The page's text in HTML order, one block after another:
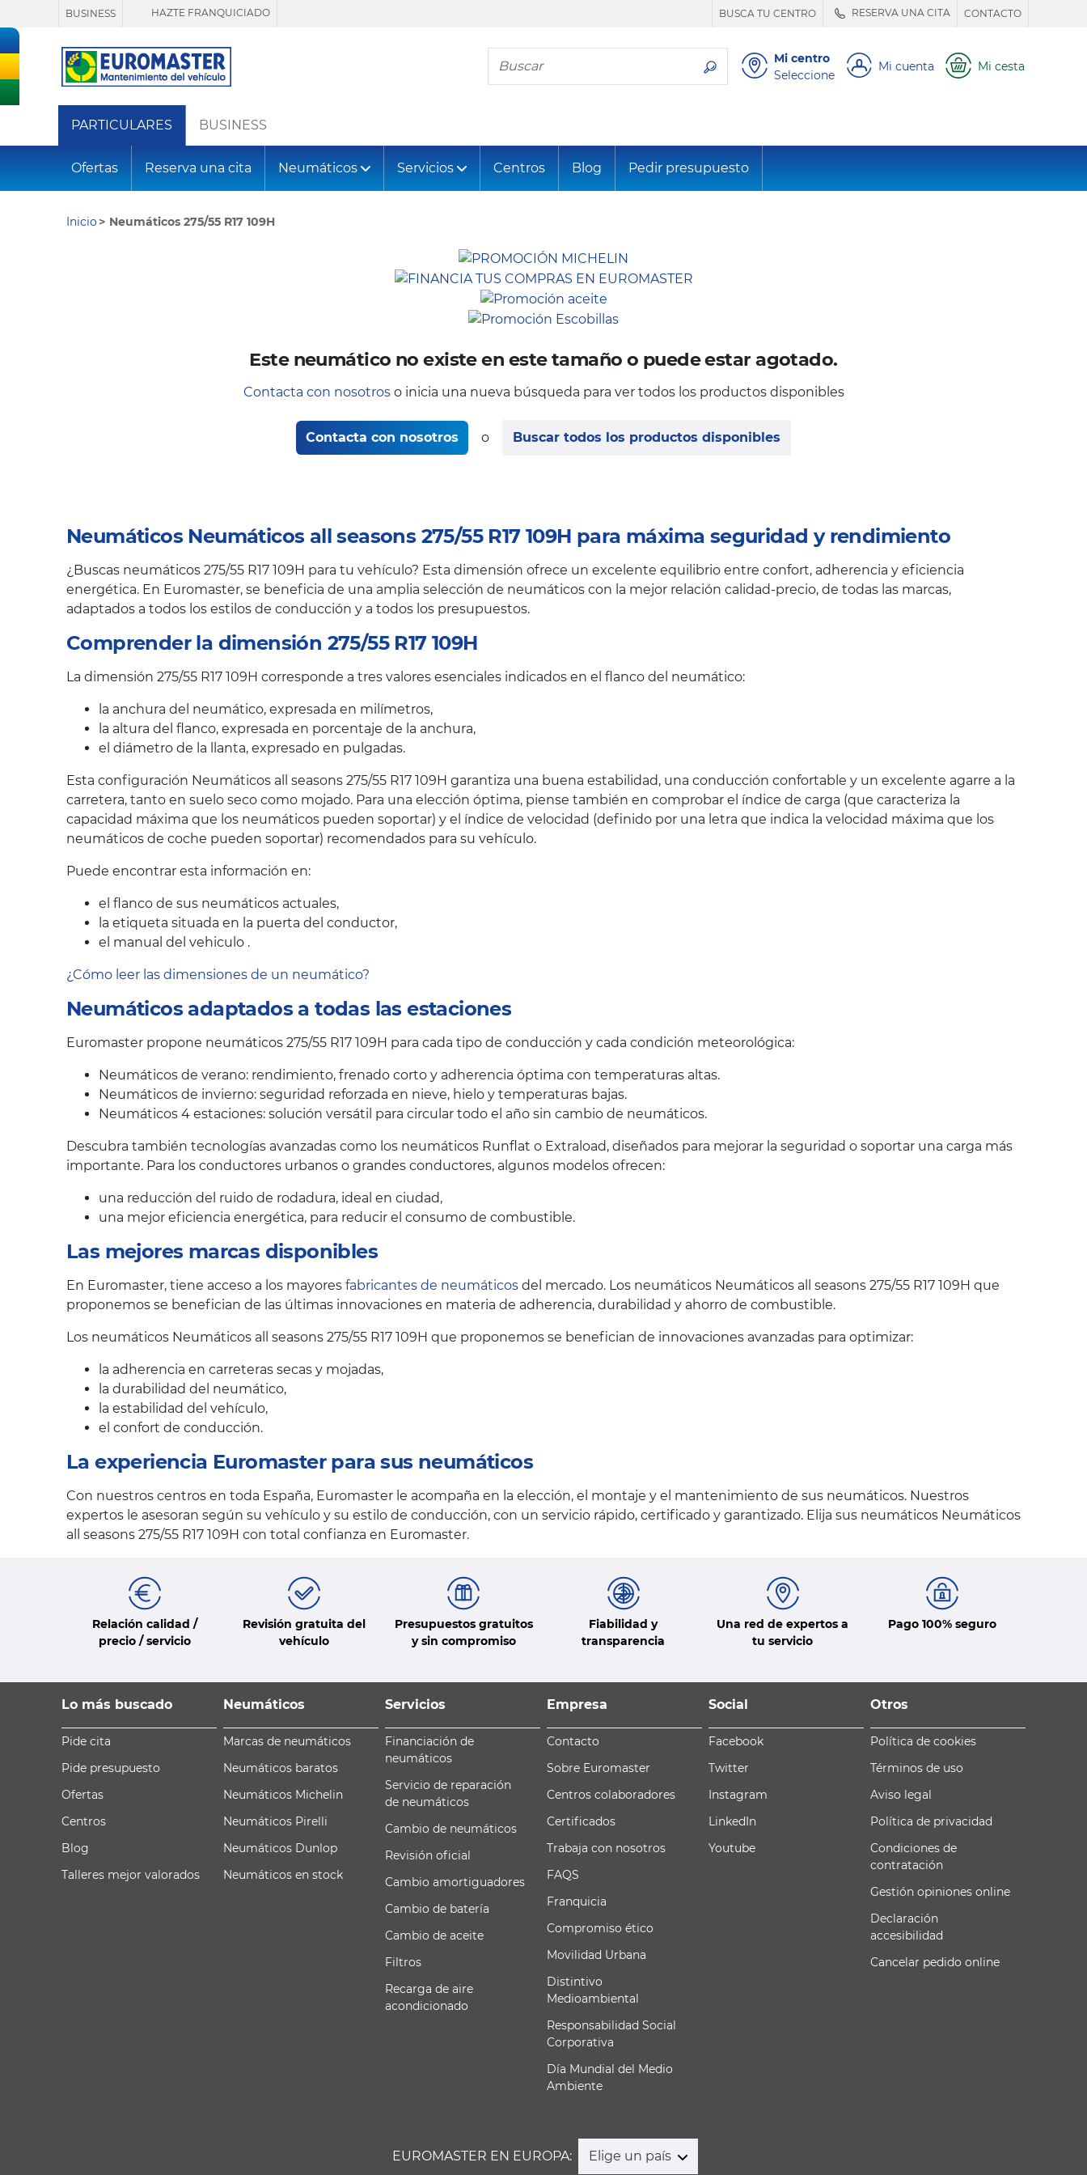
BUSINESS HAZTE FRANQUICIADO BUSCA TU CENTRO RESERVA UNA CITA CONTACTO
Busca tu neumático
Mi centro
Seleccione
Mi cuenta Mi cesta
PARTICULARES BUSINESS
Ofertas Reserva una cita Neumáticos Servicios Centros Blog Pedir presupuesto
Inicio Neumáticos 275/55 R17 109H
Este neumático no existe en este tamaño o puede estar agotado.
Contacta con nosotroso inicia una nueva búsqueda para ver todos los productos disponibles
Contacta con nosotros o Buscar todos los productos disponibles
Neumáticos Neumáticos all seasons 275/55 R17 109H para máxima seguridad y rendimiento
¿Buscas neumáticos 275/55 R17 109H para tu vehículo? Esta dimensión ofrece un excelente equilibrio entre confort, adherencia y eficiencia
energética. En Euromaster, se beneficia de una amplia selección de neumáticos con la mejor relación calidad-precio, de todas las marcas,
adaptados a todos los estilos de conducción y a todos los presupuestos.
Comprender la dimensión 275/55 R17 109H
La dimensión 275/55 R17 109H corresponde a tres valores esenciales indicados en el flanco del neumático:
la anchura del neumático, expresada en milímetros,
la altura del flanco, expresada en porcentaje de la anchura,
el diámetro de la llanta, expresado en pulgadas.
Esta configuración Neumáticos all seasons 275/55 R17 109H garantiza una buena estabilidad, una conducción confortable y un excelente agarre a la
carretera, tanto en suelo seco como mojado. Para una elección óptima, piense también en comprobar el índice de carga (que caracteriza la
capacidad máxima que los neumáticos pueden soportar) y el índice de velocidad (definido por una letra que indica la velocidad máxima que los
neumáticos de coche pueden soportar) recomendados para su vehículo.
Puede encontrar esta información en:
el flanco de sus neumáticos actuales,
la etiqueta situada en la puerta del conductor,
el manual del vehiculo .
¿Cómo leer las dimensiones de un neumático?
Neumáticos adaptados a todas las estaciones
Euromaster propone neumáticos 275/55 R17 109H para cada tipo de conducción y cada condición meteorológica:
Neumáticos de verano: rendimiento, frenado corto y adherencia óptima con temperaturas altas.
Neumáticos de invierno: seguridad reforzada en nieve, hielo y temperaturas bajas.
Neumáticos 4 estaciones: solución versátil para circular todo el año sin cambio de neumáticos.
Descubra también tecnologías avanzadas como los neumáticos Runflat o Extraload, diseñados para mejorar la seguridad o soportar una carga más
importante. Para los conductores urbanos o grandes conductores, algunos modelos ofrecen:
una reducción del ruido de rodadura, ideal en ciudad,
una mejor eficiencia energética, para reducir el consumo de combustible.
Las mejores marcas disponibles
En Euromaster, tiene acceso a los mayores fabricantes de neumáticos del mercado. Los neumáticos Neumáticos all seasons 275/55 R17 109H que
proponemos se benefician de las últimas innovaciones en materia de adherencia, durabilidad y ahorro de combustible.
Los neumáticos Neumáticos all seasons 275/55 R17 109H que proponemos se benefician de innovaciones avanzadas para optimizar:
la adherencia en carreteras secas y mojadas,
la durabilidad del neumático,
la estabilidad del vehículo,
el confort de conducción.
La experiencia Euromaster para sus neumáticos
Con nuestros centros en toda España, Euromaster le acompaña en la elección, el montaje y el mantenimiento de sus neumáticos. Nuestros
expertos le asesoran según su vehículo y su estilo de conducción, con un servicio rápido, certificado y garantizado. Elija sus neumáticos Neumáticos
all seasons 275/55 R17 109H con total confianza en Euromaster.
Relación calidad /
precio / servicio
Revisión gratuita del
vehículo
Presupuestos gratuitos
y sin compromiso
Fiabilidad y
transparencia
Una red de expertos a
tu servicio
Pago 100% seguro
Lo más buscado
Pide cita
Pide presupuesto
Ofertas
Centros
Blog
Talleres mejor valorados
Neumáticos
Marcas de neumáticos
Neumáticos baratos
Neumáticos Michelin
Neumáticos Pirelli
Neumáticos Dunlop
Neumáticos en stock
Servicios
Financiación de
neumáticos
Servicio de reparación
de neumáticos
Cambio de neumáticos
Revisión oficial
Cambio amortiguadores
Cambio de batería
Cambio de aceite
Filtros
Recarga de aire
acondicionado
Empresa
Contacto
Sobre Euromaster
Centros colaboradores
Certificados
Trabaja con nosotros
FAQS
Franquicia
Compromiso ético
Movilidad Urbana
Distintivo
Medioambiental
Responsabilidad Social
Corporativa
Día Mundial del Medio
Ambiente
Social
Facebook
Twitter
Instagram
LinkedIn
Youtube
Otros
Política de cookies
Términos de uso
Aviso legal
Política de privacidad
Condiciones de
contratación
Gestión opiniones online
Declaración
accesibilidad
Cancelar pedido online
EUROMASTER EN EUROPA: Elige un país